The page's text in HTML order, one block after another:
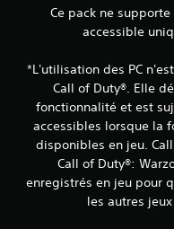
Ce pack ne
accessible
*L'utilisation des PC
Call of Duty®. Elle
fonctionnalité et est
accessibles lorsque la
disponibles en jeu.
Call of Duty®:
enregistrés en jeu pour
les autres